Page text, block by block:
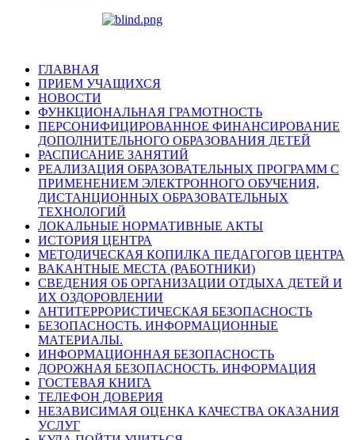
ГЛАВНАЯ
ПРИЕМ УЧАЩИХСЯ
НОВОСТИ
ФУНКЦИОНАЛЬНАЯ ГРАМОТНОСТЬ
ПЕРСОНИФИЦИРОВАННОЕ ФИНАНСИРОВАНИЕ
ДОПОЛНИТЕЛЬНОГО ОБРАЗОВАНИЯ ДЕТЕЙ
РАСПИСАНИЕ ЗАНЯТИЙ
РЕАЛИЗАЦИЯ ОБРАЗОВАТЕЛЬНЫХ ПРОГРАММ С
ПРИМЕНЕНИЕМ ЭЛЕКТРОННОГО ОБУЧЕНИЯ,
ДИСТАНЦИОННЫХ ОБРАЗОВАТЕЛЬНЫХ
ТЕХНОЛОГИЙ
ЛОКАЛЬНЫЕ НОРМАТИВНЫЕ АКТЫ
ИСТОРИЯ ЦЕНТРА
МЕТОДИЧЕСКАЯ КОПИЛКА ПЕДАГОГОВ ЦЕНТРА
ВАКАНТНЫЕ МЕСТА (РАБОТНИКИ)
СВЕДЕНИЯ ОБ ОРГАНИЗАЦИИ ОТДЫХА ДЕТЕЙ И
ИХ ОЗДОРОВЛЕНИИ
АНТИТЕРРОРИСТИЧЕСКАЯ БЕЗОПАСНОСТЬ
БЕЗОПАСНОСТЬ. ИНФОРМАЦИОННЫЕ
МАТЕРИАЛЫ.
ИНФОРМАЦИОННАЯ БЕЗОПАСНОСТЬ
ДОРОЖНАЯ БЕЗОПАСНОСТЬ. ИНФОРМАЦИЯ
ГОСТЕВАЯ КНИГА
ТЕЛЕФОН ДОВЕРИЯ
НЕЗАВИСИМАЯ ОЦЕНКА КАЧЕСТВА ОКАЗАНИЯ
УСЛУГ